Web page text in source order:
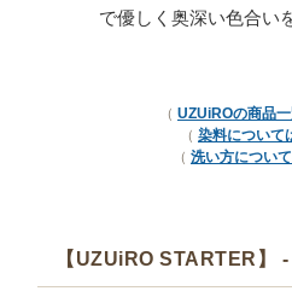
で優しく奥深い色合い
（ UZUiROの商品
（ 染料について
（ 洗い方につい
【UZUiRO STARTER】